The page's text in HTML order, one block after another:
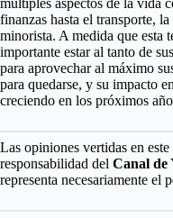
múltiples aspectos de la vida
finanzas hasta el transporte,
minorista. A medida que esta
importante estar al tanto de
para aprovechar al máximo
para quedarse, y su impacto
creciendo en los próximos
Las opiniones vertidas en
responsabilidad del Canal de
representa necesariamente el